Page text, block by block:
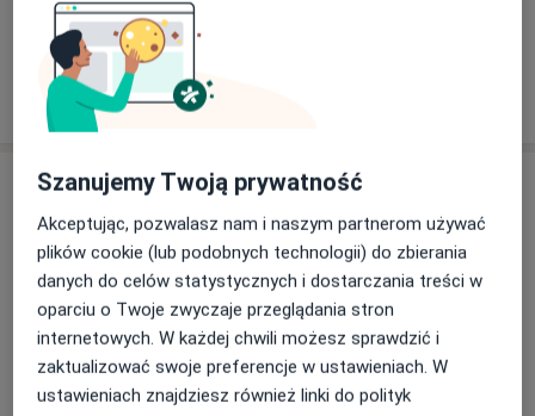
Usługi i ceny
Konsultacja dermatologiczna
Od 250 zł Szczegóły Umów wizytę
Konsultacja dermatologiczna
(pierwsza wizyta)
300 zł Szczegóły
Umów wizytę
Szanujemy Twoją prywatność
Akceptując, pozwalasz nam i naszym partnerom używać
plików cookie (lub podobnych technologii) do zbierania
danych do celów statystycznych i dostarczania treści w
oparciu o Twoje zwyczaje przeglądania stron
internetowych. W każdej chwili możesz sprawdzić i
zaktualizować swoje preferencje w ustawieniach. W
ustawieniach znajdziesz również linki do polityk